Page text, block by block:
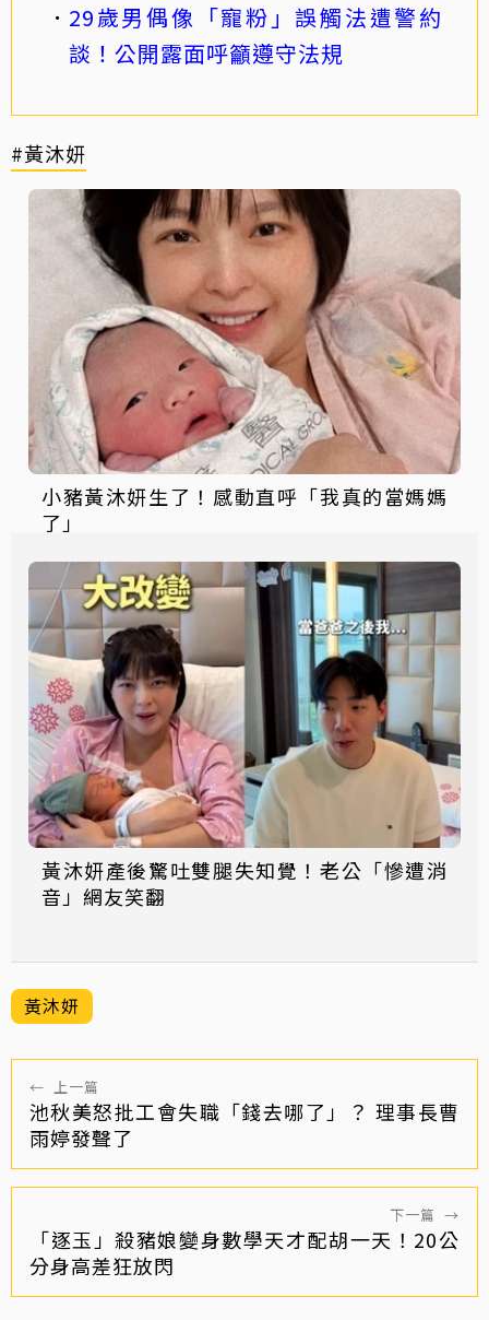
29歲男偶像「寵粉」誤觸法遭警約
談！公開露面呼籲遵守法規
#黃沐妍
小豬黃沐妍生了！感動直呼「我真的當媽媽
了」
黃沐妍產後驚吐雙腿失知覺！老公「慘遭消
音」網友笑翻
黃沐妍
← 上一篇
池秋美怒批工會失職「錢去哪了」？ 理事長曹
雨婷發聲了
下一篇 →
「逐玉」殺豬娘變身數學天才配胡一天！20公
分身高差狂放閃